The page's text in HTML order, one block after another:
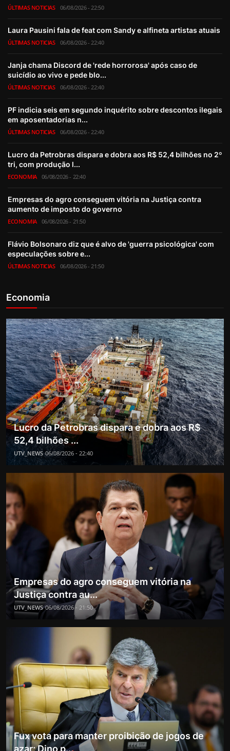
FALE CONOSCO
ÚLTIMAS NOTICIAS 06/08/2026 - 22:50
Laura Pausini fala de feat com Sandy e alfineta artistas atuais
ÚLTIMAS NOTICIAS 06/08/2026 - 22:40
Janja chama Discord de 'rede horrorosa' após caso de
suicídio ao vivo e pede blo...
ÚLTIMAS NOTICIAS 06/08/2026 - 22:40
PF indicia seis em segundo inquérito sobre descontos ilegais
em aposentadorias n...
ÚLTIMAS NOTICIAS 06/08/2026 - 22:40
Lucro da Petrobras dispara e dobra aos R$ 52,4 bilhões no 2º
tri, com produção l...
ECONOMIA 06/08/2026 - 22:40
Empresas do agro conseguem vitória na Justiça contra
aumento de imposto do governo
ECONOMIA 06/08/2026 - 21:50
Flávio Bolsonaro diz que é alvo de 'guerra psicológica' com
especulações sobre e...
ÚLTIMAS NOTICIAS 06/08/2026 - 21:50
Economia
Lucro da Petrobras dispara e dobra aos R$
52,4 bilhões ...
UTV_NEWS 06/08/2026 - 22:40
Empresas do agro conseguem vitória na
Justiça contra au...
UTV_NEWS 06/08/2026 - 21:50
Fux vota para manter proibição de jogos de
azar; Dino p...